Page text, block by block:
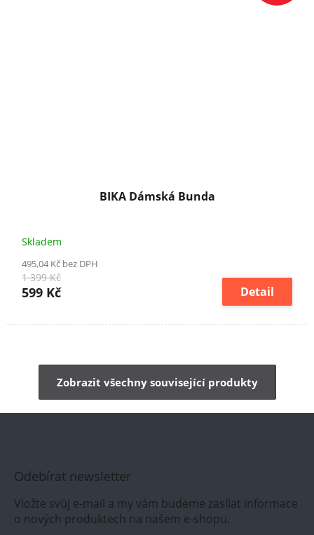
BIKA Dámská Bunda
Skladem
495,04 Kč bez DPH
1 399 Kč
599 Kč Detail
Zobrazit všechny související produkty
Odebírat newsletter
Vložte svůj e-mail a my vám budeme zasílat informace
o nových produktech na našem e-shopu.